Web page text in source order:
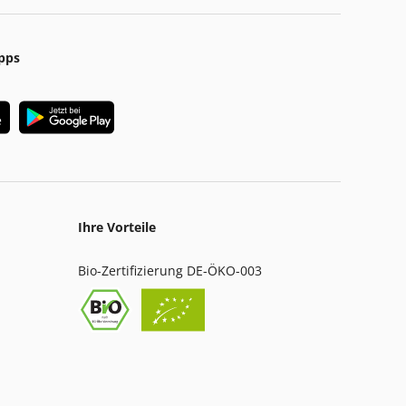
Ihre Vorteile
Bio-Zertifizierung DE-ÖKO-003